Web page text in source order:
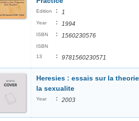
Edition : 1
Year : 1994
ISBN : 1560230576
ISBN
13
: 9781560230571
Heresies : essais sur la
la sexualite
Year : 2003